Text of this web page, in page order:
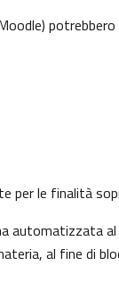
per le finalità
al fine di